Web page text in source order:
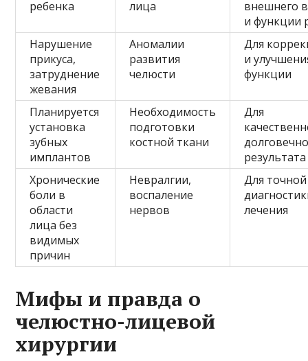
ребенка
лица
внешнего
и функции
Нарушение
прикуса,
затруднение
жевания
Аномалии
развития
челюсти
Для
и
функции
Планируется
установка
зубных
имплантов
Необходимость
подготовки
костной ткани
Для
результата
Хронические
боли в
области
лица без
видимых
причин
Невралгии,
воспаление
нервов
Для точной
лечения
Мифы и правда о
челюстно-лицевой
хирургии